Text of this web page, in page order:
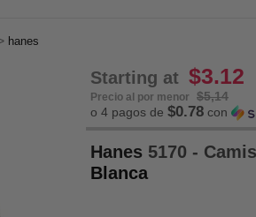
hanes
Starting at $3.12
Precio al por menor
$5,14
o 4 pagos de $0.78 con
Hanes 5170 -
Blanca